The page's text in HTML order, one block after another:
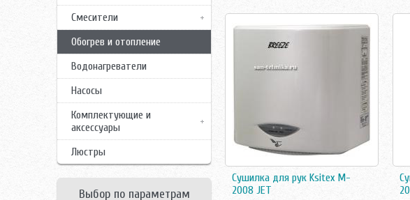
Смесители
Обогрев и отопление
Водонагреватели
Насосы
Комплектующие и
аксессуары
Люстры
Выбор по параметрам
Сушилка для рук Ksitex M-
2008 JET